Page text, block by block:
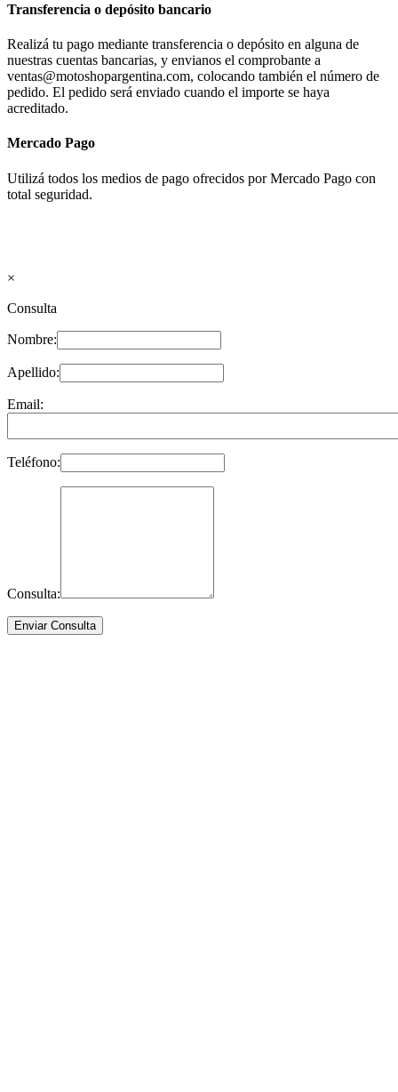
Transferencia o depósito bancario
Realizá tu pago mediante transferencia o depósito en alguna de
nuestras cuentas bancarias, y envianos el comprobante a
ventas@motoshopargentina.com, colocando también el número de
pedido. El pedido será enviado cuando el importe se haya
acreditado.
Mercado Pago
Utilizá todos los medios de pago ofrecidos por Mercado Pago con
total seguridad.
×
Consulta
Nombre:
Apellido:
Email:
Teléfono:
Consulta: